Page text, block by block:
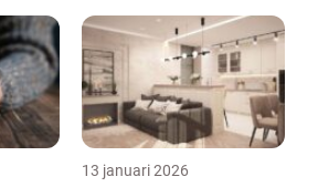
13 januari 2026